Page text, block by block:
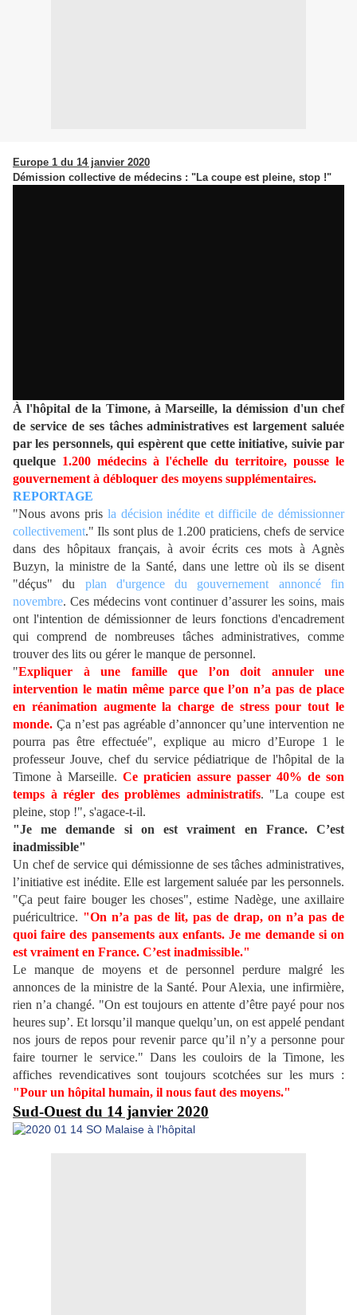
Europe 1 du 14 janvier 2020
Démission collective de médecins : "La coupe est pleine, stop !"
À l'hôpital de la Timone, à Marseille, la démission d'un chef
de service de ses tâches administratives est largement saluée
par les personnels, qui espèrent que cette initiative, suivie par
quelque 1.200 médecins à l'échelle du territoire, pousse le
gouvernement à débloquer des moyens supplémentaires.
REPORTAGE
"Nous avons pris la décision inédite et difficile de démissionner
collectivement." Ils sont plus de 1.200 praticiens, chefs de service
dans des hôpitaux français, à avoir écrits ces mots à Agnès
Buzyn, la ministre de la Santé, dans une lettre où ils se disent
"déçus" du plan d'urgence du gouvernement annoncé fin
novembre. Ces médecins vont continuer d’assurer les soins, mais
ont l'intention de démissionner de leurs fonctions d'encadrement
qui comprend de nombreuses tâches administratives, comme
trouver des lits ou gérer le manque de personnel.
"Expliquer à une famille que l’on doit annuler une
intervention le matin même parce que l’on n’a pas de place
en réanimation augmente la charge de stress pour tout le
monde. Ça n’est pas agréable d’annoncer qu’une intervention ne
pourra pas être effectuée", explique au micro d’Europe 1 le
professeur Jouve, chef du service pédiatrique de l'hôpital de la
Timone à Marseille. Ce praticien assure passer 40% de son
temps à régler des problèmes administratifs. "La coupe est
pleine, stop !", s'agace-t-il.
"Je me demande si on est vraiment en France. C’est
inadmissible"
Un chef de service qui démissionne de ses tâches administratives,
l’initiative est inédite. Elle est largement saluée par les personnels.
"Ça peut faire bouger les choses", estime Nadège, une axillaire
puéricultrice. "On n’a pas de lit, pas de drap, on n’a pas de
quoi faire des pansements aux enfants. Je me demande si on
est vraiment en France. C’est inadmissible."
Le manque de moyens et de personnel perdure malgré les
annonces de la ministre de la Santé. Pour Alexia, une infirmière,
rien n’a changé. "On est toujours en attente d’être payé pour nos
heures sup’. Et lorsqu’il manque quelqu’un, on est appelé pendant
nos jours de repos pour revenir parce qu’il n’y a personne pour
faire tourner le service." Dans les couloirs de la Timone, les
affiches revendicatives sont toujours scotchées sur les murs :
"Pour un hôpital humain, il nous faut des moyens."
Sud-Ouest du 14 janvier 2020